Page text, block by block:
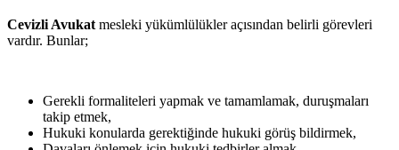
Cevizli Avukat mesleki yükümlülükler açısından belirli görevleri
vardır. Bunlar;
Gerekli formaliteleri yapmak ve tamamlamak, duruşmaları
takip etmek,
Hukuki konularda gerektiğinde hukuki görüş bildirmek,